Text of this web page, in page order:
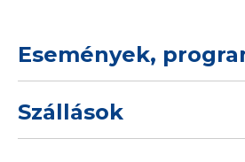
Események,
Szállások